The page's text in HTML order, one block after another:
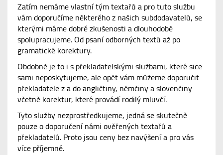
Zatím nemáme vlastní tým textařů a pro tuto službu
vám doporučíme některého z našich subdodavatelů, se
kterými máme dobré zkušenosti a dlouhodobě
spolupracujeme. Od psaní odborných textů až po
gramatické korektury.
Obdobně je to i s překladatelskými službami, které sice
sami neposkytujeme, ale opět vám můžeme doporučit
překladatele z a do angličtiny, němčiny a slovenčiny
včetně korektur, které provádí rodilý mluvčí.
Tyto služby nezprostředkujeme, jedná se skutečně
pouze o doporučení námi ověřených textařů a
překladatelů. Proto jsou ceny bez navýšení a pro vás
více příjemné.